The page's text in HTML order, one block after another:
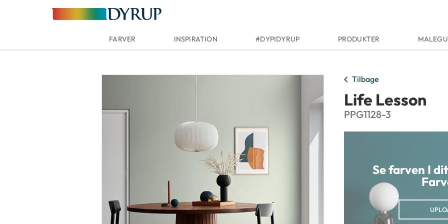
FARVER INSPIRATION #DYPIDYRUP PRODUKTER
chevron_left Tilbage
Life Lesson
PPG1128-3
Se farven I